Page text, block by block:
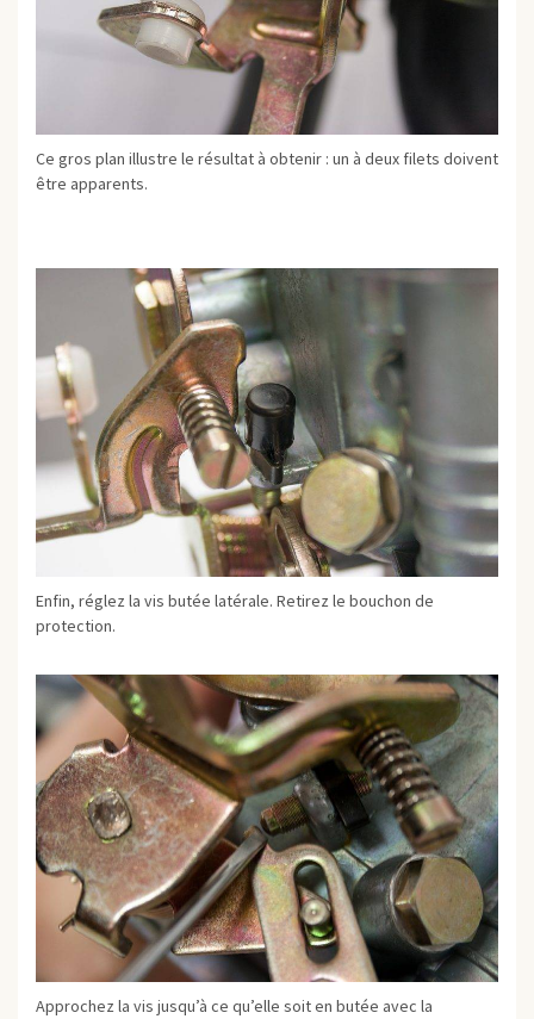
Ce gros plan illustre le résultat à obtenir : un à deux filets doivent
être apparents.
Enfin, réglez la vis butée latérale. Retirez le bouchon de
protection.
Approchez la vis jusqu’à ce qu’elle soit en butée avec la